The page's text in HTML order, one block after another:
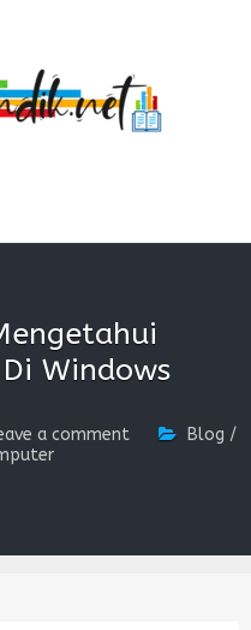
Windows
a comment
Blog /